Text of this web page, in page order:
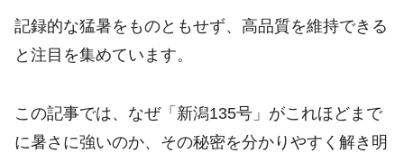
記録的な猛暑をものともせず、高品質を維持できる
と注目を集めています。
この記事では、なぜ「新潟135号」がこれほどまで
に暑さに強いのか、その秘密を分かりやすく解き明